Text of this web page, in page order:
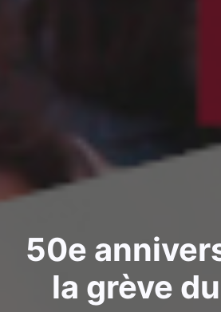
50e
la grève